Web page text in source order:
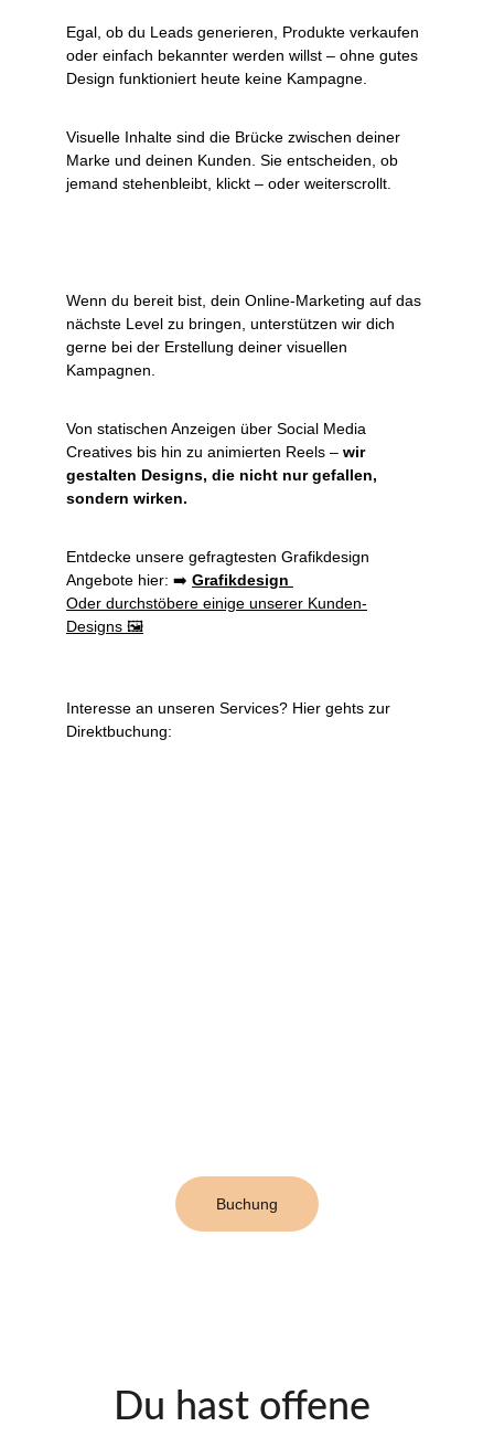
Egal, ob du Leads generieren, Produkte verkaufen
oder einfach bekannter werden willst – ohne gutes
Design funktioniert heute keine Kampagne.
Visuelle Inhalte sind die Brücke zwischen deiner
Marke und deinen Kunden. Sie entscheiden, ob
jemand stehenbleibt, klickt – oder weiterscrollt.
Wenn du bereit bist, dein Online-Marketing auf das
nächste Level zu bringen, unterstützen wir dich
gerne bei der Erstellung deiner visuellen
Kampagnen.
Von statischen Anzeigen über Social Media
Creatives bis hin zu animierten Reels – wir
gestalten Designs, die nicht nur gefallen,
sondern wirken.
Entdecke unsere gefragtesten Grafikdesign
Angebote hier: ➡️ Grafikdesign
Oder durchstöbere einige unserer Kunden-
Designs 🖼️
Interesse an unseren Services? Hier gehts zur
Direktbuchung:
Buchung
Du hast offene